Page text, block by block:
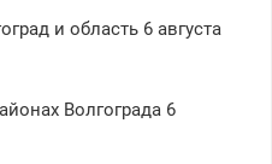
и область 6 августа
Волгограда 6